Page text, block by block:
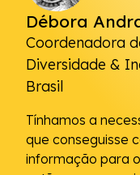
Débora
Coordenadora
Diversidade &
Brasil
Tínhamos a
que conseguisse
informação para